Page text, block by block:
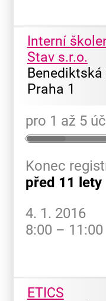
Interní
Stav s.r.o.
Praha 1
pro 1 až 5
Konec
před 11 lety
4. 1. 2016
8:00 – 11:00
ETICS